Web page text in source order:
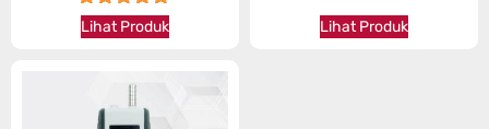
★★★★★
Lihat Produk Lihat Produk